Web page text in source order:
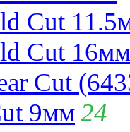
Cut
Cut 16мм
Cut
9мм24